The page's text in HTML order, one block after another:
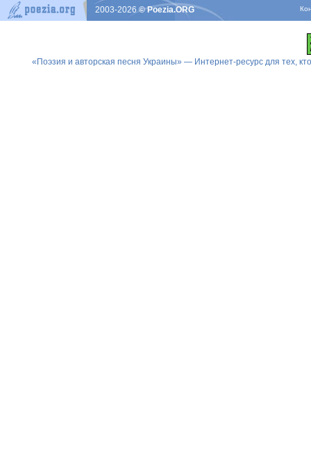
2003-2026© Poezia.ORG
«Поэзия и авторская песня Украины» — Интернет-ресурс для тех,